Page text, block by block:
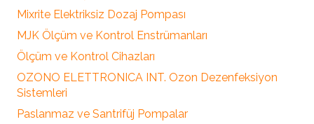
Mixrite Elektriksiz Dozaj Pompası
MJK Ölçüm ve Kontrol Enstrümanları
Ölçüm ve Kontrol Cihazları
OZONO ELETTRONICA INT. Ozon Dezenfeksiyon
Sistemleri
Paslanmaz ve Santrifüj Pompalar